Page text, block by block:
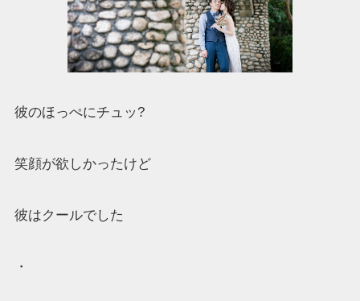
彼のほっぺにチュッ?
笑顔が欲しかったけど
彼はクールでした
・